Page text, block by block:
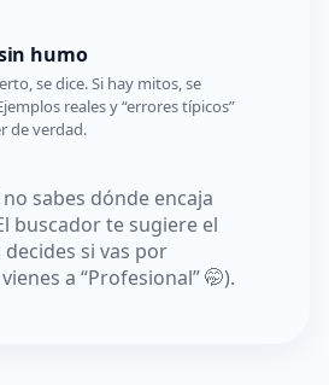
humo
se dice. Si hay mitos, se
reales y “errores típicos”
de verdad.
sabes dónde encaja
buscador te sugiere el
si vas por
a “Profesional” 🤭).